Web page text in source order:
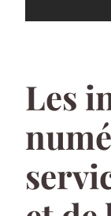
Les